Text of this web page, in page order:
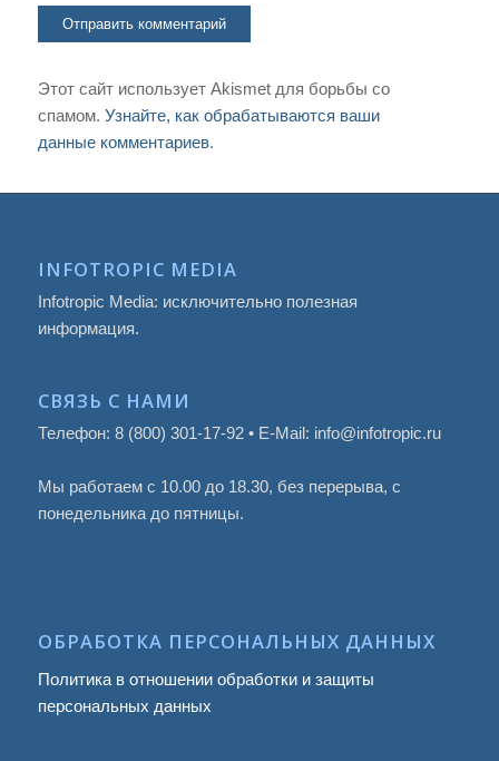
Этот сайт использует Akismet для борьбы со
спамом. Узнайте, как обрабатываются ваши
данные комментариев.
INFOTROPIC MEDIA
Infotropic Media: исключительно полезная
информация.
СВЯЗЬ С НАМИ
Телефон: 8 (800) 301-17-92 • E-Mail: info@infotropic.ru
Мы работаем с 10.00 до 18.30, без перерыва, с
понедельника до пятницы.
ОБРАБОТКА ПЕРСОНАЛЬНЫХ ДАННЫХ
Политика в отношении обработки и защиты
персональных данных